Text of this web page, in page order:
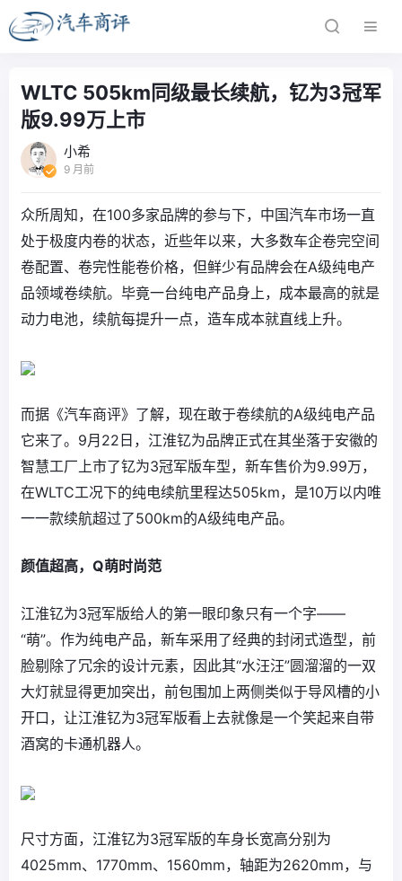
WLTC 505km同级最长续航，钇为3冠军
版9.99万上市
小希
9 月前
众所周知，在100多家品牌的参与下，中国汽车市场一直
处于极度内卷的状态，近些年以来，大多数车企卷完空间
卷配置、卷完性能卷价格，但鲜少有品牌会在A级纯电产
品领域卷续航。毕竟一台纯电产品身上，成本最高的就是
动力电池，续航每提升一点，造车成本就直线上升。
而据《汽车商评》了解，现在敢于卷续航的A级纯电产品
它来了。9月22日，江淮钇为品牌正式在其坐落于安徽的
智慧工厂上市了钇为3冠军版车型，新车售价为9.99万，
在WLTC工况下的纯电续航里程达505km，是10万以内唯
一一款续航超过了500km的A级纯电产品。
颜值超高，Q萌时尚范
江淮钇为3冠军版给人的第一眼印象只有一个字——
“萌”。作为纯电产品，新车采用了经典的封闭式造型，前
脸剔除了冗余的设计元素，因此其“水汪汪”圆溜溜的一双
大灯就显得更加突出，前包围加上两侧类似于导风槽的小
开口，让江淮钇为3冠军版看上去就像是一个笑起来自带
酒窝的卡通机器人。
尺寸方面，江淮钇为3冠军版的车身长宽高分别为
4025mm、1770mm、1560mm，轴距为2620mm，与